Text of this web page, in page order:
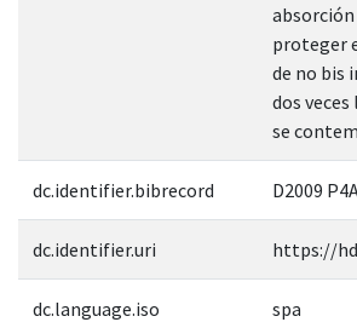
proteger
de no bis
dos
se
dc.identifier.bibrecord D2009
dc.identifier.uri https://
dc.language.iso spa